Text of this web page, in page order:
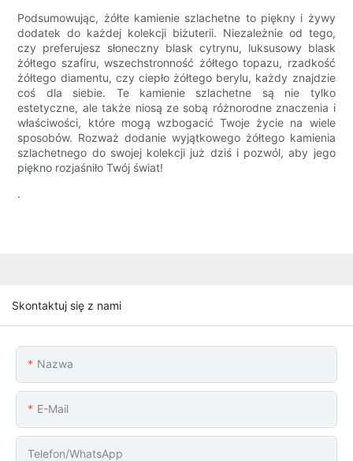
Podsumowując, żółte kamienie szlachetne to piękny i żywy
dodatek do każdej kolekcji biżuterii. Niezależnie od tego,
czy preferujesz słoneczny blask cytrynu, luksusowy blask
żółtego szafiru, wszechstronność żółtego topazu, rzadkość
żółtego diamentu, czy ciepło żółtego berylu, każdy znajdzie
coś dla siebie. Te kamienie szlachetne są nie tylko
estetyczne, ale także niosą ze sobą różnorodne znaczenia i
właściwości, które mogą wzbogacić Twoje życie na wiele
sposobów. Rozważ dodanie wyjątkowego żółtego kamienia
szlachetnego do swojej kolekcji już dziś i pozwól, aby jego
piękno rozjaśniło Twój świat!
.
Skontaktuj się z nami
Nazwa
E-Mail
Telefon/WhatsApp